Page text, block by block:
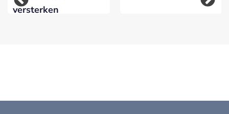
versterken